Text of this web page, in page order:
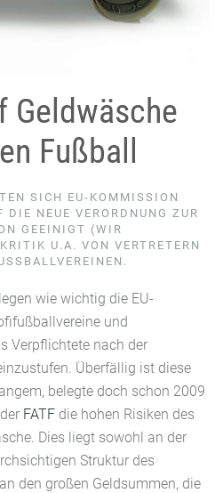
Geldwäsche
Fußball
SICH EU-KOMMISSION
DIE NEUE VERORDNUNG ZUR
GEEINIGT (WIR
U.A. VON VERTRETERN
wie wichtig die EU-
und
Verpflichtete nach der
Überfällig ist diese
belegte doch schon 2009
FATF die hohen Risiken des
Dies liegt sowohl an der
Struktur des
den großen Geldsummen, die